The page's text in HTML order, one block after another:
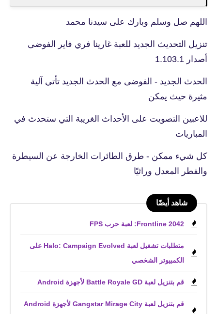
اللهم صل وسلم وبارك على سيدنا محمد
تنزيل التحديث الجديد للعبة غارينا فري فاير الفوضى
أصدار 1.103.1
الحدث الجديد - الفوضى مع الحدث الجديد تأتي آلية
مثيرة حيث يمكن
للاعبين التصويت على الأحداث الغريبة التي ستحدث في
المباريات
كل شيء ممكن - طرق الطائرات الخارجة عن السيطرة
والفطر المعدل وراثيًا
شاهد أيضًا
Frontline 2042: لعبة حرب FPS
متطلبات تشغيل لعبة Halo: Campaign Evolved على
الكمبيوتر الشخصي
قم بتنزيل لعبة Battle Royale GD لأجهزة Android
قم بتنزيل لعبة Gangstar Mirage City لأجهزة Android